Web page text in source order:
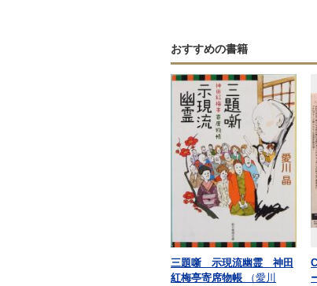
おすすめの書籍
三題噺 示現流幽霊 神田
紅梅亭寄席物帳
（愛川